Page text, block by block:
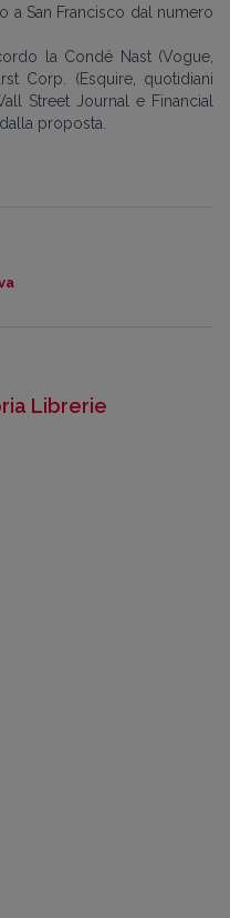
a San Francisco dal numero
la Condé Nast (Vogue,
Corp. (Esquire, quotidiani
Street Journal e Financial
proposta.
Librerie